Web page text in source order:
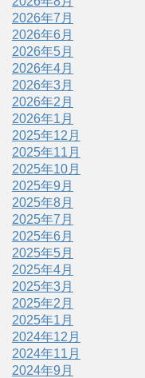
2026年7月
2026年6月
2026年5月
2026年4月
2026年3月
2026年2月
2026年1月
2025年12月
2025年11月
2025年10月
2025年9月
2025年8月
2025年7月
2025年6月
2025年5月
2025年4月
2025年3月
2025年2月
2025年1月
2024年12月
2024年11月
2024年9月